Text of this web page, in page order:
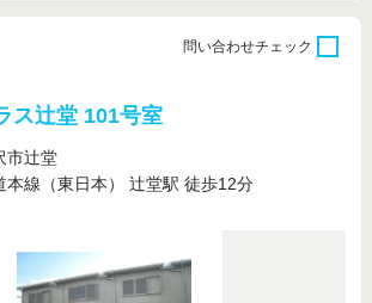
ス辻堂 101号室
市辻堂
本線（東日本） 辻堂駅 徒歩12分
問い合わせチェック